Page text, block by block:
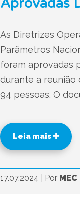
As Diretrizes
Parâmetros
foram aprovadas
durante a reunião
94 pessoas. O
Leia mais
17.07.2024 Por MEC